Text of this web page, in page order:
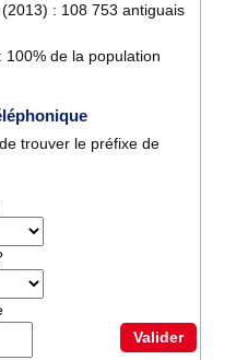
: 108 753 antiguais
de la population
trouver le préfixe de
Valider